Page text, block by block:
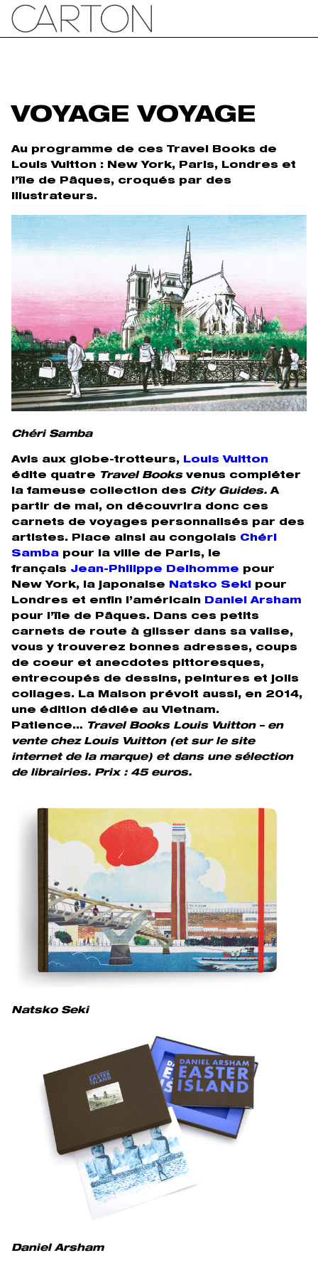
VOYAGE VOYAGE
Au programme de ces Travel Books de
Louis Vuitton : New York, Paris, Londres et
l’île de Pâques, croqués par des
illustrateurs.
Chéri Samba
Avis aux globe-trotteurs,
Louis Vuitton
édite quatre Travel Booksvenus compléter
la fameuse collection des City Guides.A
partir de mai, on découvrira donc ces
carnets de voyages personnalisés par des
artistes. Place ainsi au congolais Chéri
Samba pour la ville de Paris, le
français Jean-Philippe Delhomme pour
New York, la japonaise
Natsko Seki
pour
Londres et enfin l’américain
Daniel Arsham
pour l’île de Pâques. Dans ces petits
carnets de route à glisser dans sa valise,
vous y trouverez bonnes adresses, coups
de coeur et anecdotes pittoresques,
entrecoupés de dessins, peintures et jolis
collages. La Maison prévoit aussi, en 2014,
une édition dédiée au Vietnam.
Patience… Travel Books Louis Vuitton – en
vente chez Louis Vuitton (et sur le site
internet de la marque) et dans une sélection
de librairies. Prix : 45 euros.
Natsko Seki
Daniel Arsham